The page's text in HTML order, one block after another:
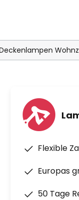
Flexible
Europas
50 Tage